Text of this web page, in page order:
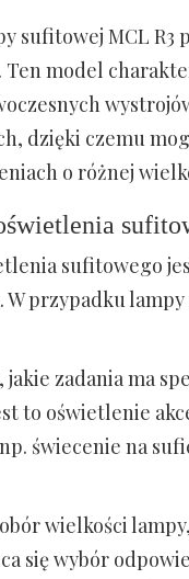
sufitowej MCL R3
model
dzięki czemu
o różnej
sufitowego
przypadku
zadania ma
to oświetlenie
świecenie na
wielkości
się wybór